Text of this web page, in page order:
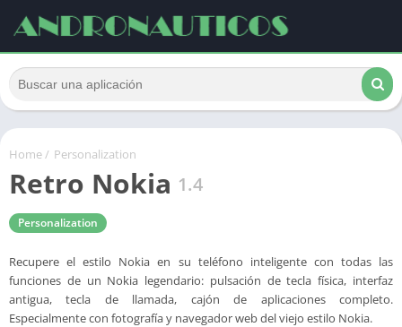
Home/ Personalization
Retro Nokia 1.4
Personalization
Recupere el estilo Nokia en su teléfono inteligente con todas las
funciones de un Nokia legendario: pulsación de tecla física, interfaz
antigua, tecla de llamada, cajón de aplicaciones completo.
Especialmente con fotografía y navegador web del viejo estilo Nokia.